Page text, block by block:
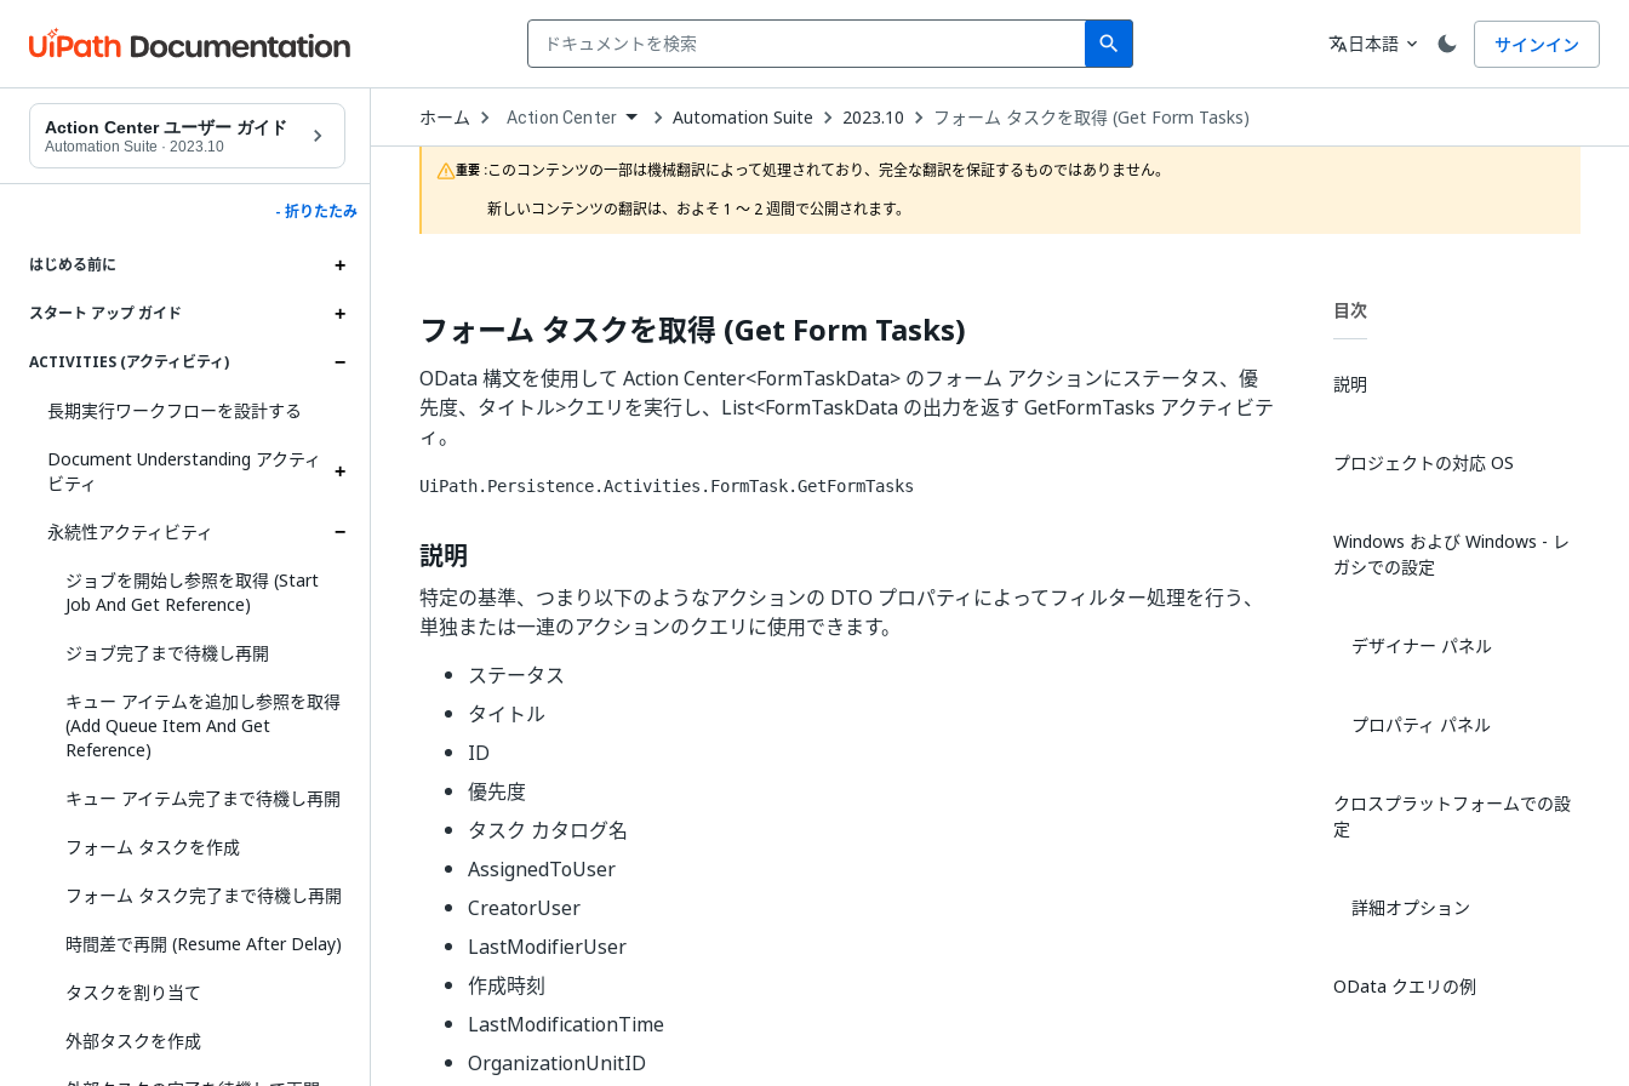
search
Search 言語
translate日本語 expand_more サインイン
Action Center ユーザー ガイド
Automation Suite · 2023.10
- 折りたたみ
はじめる前に
スタート アップ ガイド
ACTIVITIES (アクティビティ)
長期実行ワークフローを設計する
Document Understanding アクティ
ビティ
永続性アクティビティ
ジョブを開始し参照を取得 (Start
Job And Get Reference)
ジョブ完了まで待機し再開
キュー アイテムを追加し参照を取得
(Add Queue Item And Get
Reference)
キュー アイテム完了まで待機し再開
フォーム タスクを作成
フォーム タスク完了まで待機し再開
時間差で再開 (Resume After Delay)
タスクを割り当て
外部タスクを作成
ホーム Open
Dropdown
to
choose
product
Action Center Automation Suite 2023.10 フォーム タスクを取得 (Get Form Tasks)
重要 :このコンテンツの一部は機械翻訳によって処理されており、完全な翻訳を保証するものではありません。
新しいコンテンツの翻訳は、およそ 1 ～ 2 週間で公開されます。
フォーム タスクを取得 (Get Form Tasks)
OData 構文を使用して Action Center<FormTaskData> のフォーム アクションにステータス、優
先度、タイトル>クエリを実行し、List<FormTaskData の出力を返す GetFormTasks アクティビテ
ィ。
UiPath.Persistence.Activities.FormTask.GetFormTasks
説明
特定の基準、つまり以下のようなアクションの DTO プロパティによってフィルター処理を行う、
単独または一連のアクションのクエリに使用できます。
ステータス
タイトル
ID
優先度
タスク カタログ名
AssignedToUser
CreatorUser
LastModifierUser
作成時刻
LastModificationTime
OrganizationUnitID
目次
説明
プロジェクトの対応 OS
Windows および Windows - レ
ガシでの設定
デザイナー パネル
プロパティ パネル
クロスプラットフォームでの設
定
詳細オプション
OData クエリの例